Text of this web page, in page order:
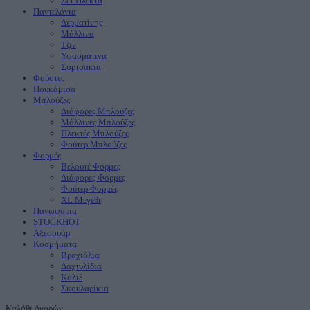
Παντελόνια
Δερματίνης
Μάλλινα
Τζιν
Υφασμάτινα
Σορτσάκια
Φούστες
Πουκάμισα
Μπλούζες
Διάφορες Μπλούζες
Μάλλινες Μπλούζες
Πλεκτές Μπλούζες
Φούτερ Μπλούζες
Φορμές
Βελουτέ Φόρμες
Διάφορες Φόρμες
Φούτερ Φορμές
XL Μεγέθη
Πανωφόρια
STOCKΗΟΤ
Aξεσουάρ
Κοσμήματα
Βραχιόλια
Δαχτυλίδια
Κολιέ
Σκουλαρίκια